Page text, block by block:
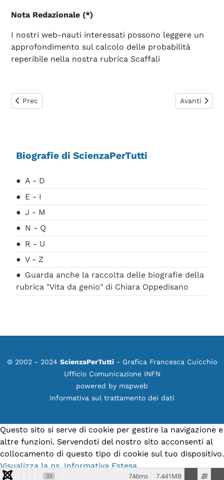
Nota Redazionale (*)
I nostri web-nauti interessati possono leggere un
approfondimento sul calcolo delle probabilità
reperibile nella nostra rubrica Scaffali
Articolo precedente: Klein Oskar
Prec Articolo
Avanti
Biografie di ScienzaPerTutti
A - D
E - I
J - M
N - Q
R - U
V - Z
Guarda anche la raccolta delle biografie della
rubrica "Vita da genio" di Chiara Oppedisano
© 2002 - 2024 ScienzaPerTutti - Grafica Francesca Cuicchio
Ufficio Comunicazione INFN
powered by mspweb
Informativa sul trattamento dei dati
Questo sito si serve di cookie per gestire la navigazione e
altre funzioni. Servendoti del nostro sito acconsenti al
collocamento di questo tipo di cookie sul tuo dispositivo.
Visualizza la ns. Informativa Estesa.
Accetto
33 7.441MB
746ms